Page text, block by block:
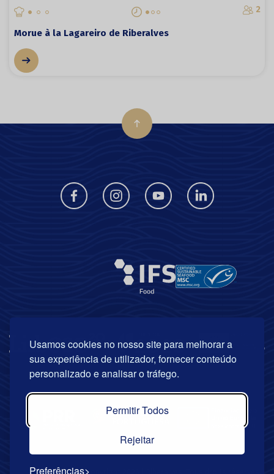
Usamos cookies no nosso site para melhorar a
sua experiência de utilizador, fornecer conteúdo
personalizado e analisar o tráfego.
Permitir Todos
Rejeitar
Preferências
2
Morue à la Lagareiro de Riberalves
© Copyright 2026 | Riberalves. Tous droits réservés. .